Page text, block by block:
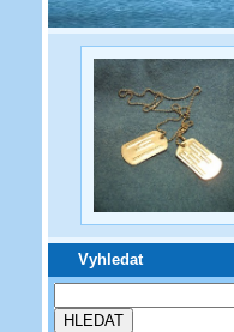
Vyhledat